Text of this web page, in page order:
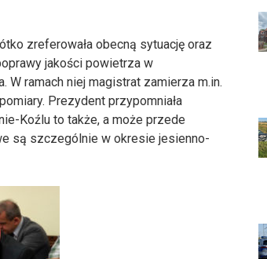
zreferowała obecną sytuację oraz
jakości powietrza w
W ramach niej magistrat zamierza m.in.
Prezydent przypomniała
Koźlu to także, a może przede
są szczególnie w okresie jesienno-